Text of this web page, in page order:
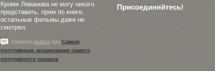
Присоединяйтесь!
Кроме Ливанова не могу никого
представить, прям по книге,
остальные фильмы даже не
смотрел.
Написал astass про Самые
популярные экранизации самого
популярного сыщика